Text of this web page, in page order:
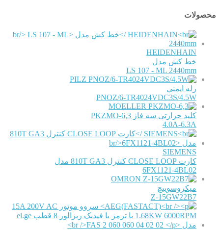
محصولات
HEIDENHAIN
خط کش مدل
LS 107 - ML 2440mm
PILZ
رله ایمنی
PNOZ/6-TR4024VDC3S/4.5W
MOELLER
کلید حرارتی سه فاز PKZMO-6,3
4.0A-6.3A
SIEMENS
کارت CLOSE LOOP کنترل 810T GA3 مدل
6FX1121-4BL02
OMRON
میکروسوییچ
Z-15GW22B7